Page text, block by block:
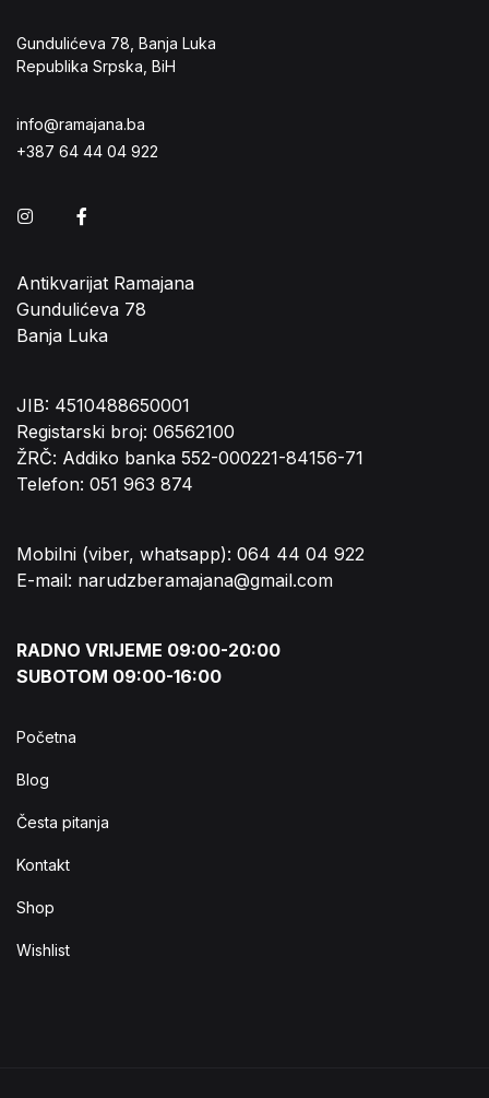
Gundulićeva 78, Banja Luka
Republika Srpska, BiH
info@ramajana.ba
+387 64 44 04 922
Instagram
Antikvarijat Ramajana
Gundulićeva 78
Banja Luka
JIB: 4510488650001
Registarski broj: 06562100
ŽRČ: Addiko banka 552-000221-84156-71
Telefon: 051 963 874
Mobilni (viber, whatsapp): 064 44 04 922
E-mail: narudzberamajana@gmail.com
RADNO VRIJEME 09:00-20:00
SUBOTOM 09:00-16:00
Početna
Blog
Česta pitanja
Kontakt
Shop
Wishlist